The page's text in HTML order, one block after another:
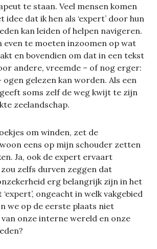
te staan. Veel mensen komen
idee dat ik hen als ‘expert’ door hun
kan leiden of helpen navigeren.
even te moeten inzoomen op wat
en bovendien om dat in een tekst
andere, vreemde – of nog erger:
ogen gelezen kan worden. Als een
soms zelf de weg kwijt te zijn
zeelandschap.
om winden, zet de
eens op mijn schouder zetten
Ja, ook de expert ervaart
zelfs durven zeggen dat
erg belangrijk zijn in het
ongeacht in welk vakgebied
we op de eerste plaats niet
onze interne wereld en onze